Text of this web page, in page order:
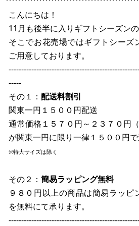
こんにちは！
11月も後半に入りギフトシーズンの
そこでお花売場ではギフトシーズ
ご用意しております。
-----
その１：配送料割引
関東一円１５００円配送
通常価格１５７０円～２３７０円
が関東一円に限り一律１５００円で
※特大サイズは除く
その２：簡易ラッピング無料
９８０円以上の商品は簡易ラッピ
を無料にて承ります。